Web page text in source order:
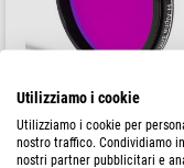
Utilizziamo i cookie
Utilizziamo i cookie per
nostro traffico. Condividiamo
nostri partner pubblicitari e